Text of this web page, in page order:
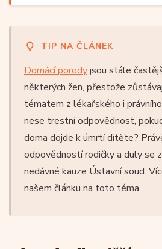
TIP NA ČLÁNEK
Domácí porodyjsou stále
některých žen, přestože
tématem z lékařského i
nese trestní odpovědnost,
doma dojde k úmrtí dítěte?
odpovědností rodičky a duly se
nedávné kauze Ústavní soud.
našem článku na toto téma.